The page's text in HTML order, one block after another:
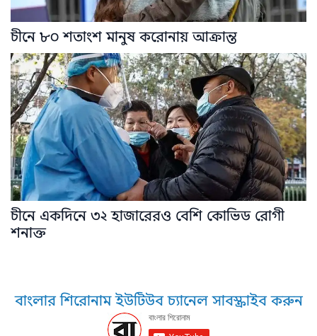
চীনে ৮০ শতাংশ মানুষ করোনায় আক্রান্ত
চীনে একদিনে ৩২ হাজারেরও বেশি কোভিড রোগী
শনাক্ত
বাংলার শিরোনাম ইউটিউব চ্যানেল সাবস্ক্রাইব করুন